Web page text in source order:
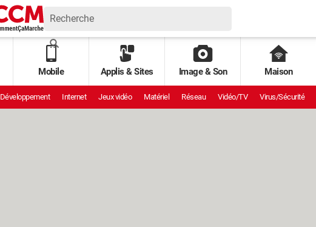
Mobile Applis & Sites Image & Son Maison
Développement Internet Jeux vidéo Matériel Réseau Vidéo/TV Virus/Sécurité